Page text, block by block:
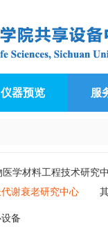
仪器预览 服
医学材料工程技术研究
谢衰老研究中心
备